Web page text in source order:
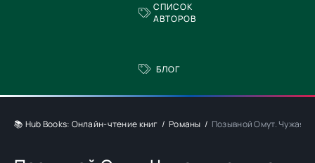
СПИСОК
АВТОРОВ
БЛОГ
📚 Hub Books: Онлайн-чтение книг Романы Позывной Омут. Чужая